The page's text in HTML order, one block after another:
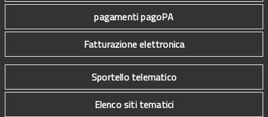
pagamenti pagoPA
Fatturazione elettronica
Sportello telematico
Elenco siti tematici